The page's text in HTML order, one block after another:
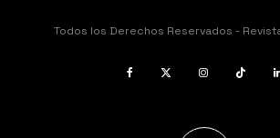
Todos los Derechos Reservados -